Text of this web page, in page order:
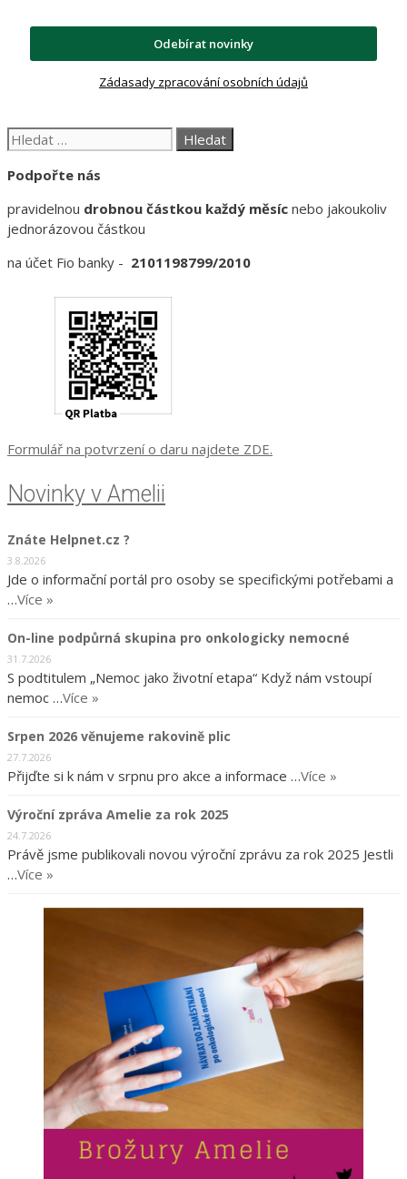
Odebírat novinky
Zádasady zpracování osobních údajů
Hledat:
Podpořte nás
pravidelnou drobnou částkou každý měsíc nebo jakoukoliv
jednorázovou částkou
na účet Fio banky - 2101198799/2010
Formulář na potvrzení o daru najdete ZDE.
Novinky v Amelii
Znáte Helpnet.cz ?
3.8.2026
Jde o informační portál pro osoby se specifickými potřebami a
…Více »
On-line podpůrná skupina pro onkologicky nemocné
31.7.2026
S podtitulem „Nemoc jako životní etapa“ Když nám vstoupí
nemoc …Více »
Srpen 2026 věnujeme rakovině plic
27.7.2026
Přijďte si k nám v srpnu pro akce a informace …Více »
Výroční zpráva Amelie za rok 2025
24.7.2026
Právě jsme publikovali novou výroční zprávu za rok 2025 Jestli
…Více »